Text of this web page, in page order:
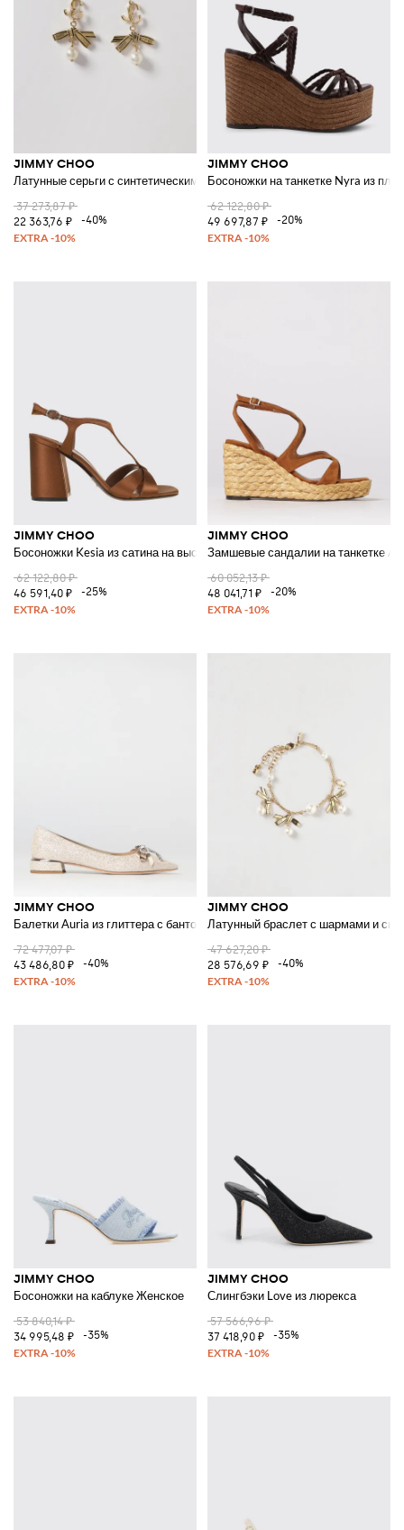
JIMMY CHOO
Латунные серьги с синтетическими жемчужинами
37 273,87 ₽
22 363,76 ₽
-40%
JIMMY CHOO
Босоножки на танкетке Nyra из
62 122,80 ₽
49 697,87 ₽
-20%
JIMMY CHOO
Босоножки Kesia из сатина на высоком квадратном каблуке
62 122,80 ₽
46 591,40 ₽
-25%
JIMMY CHOO
Замшевые сандалии на танкетке
60 052,13 ₽
48 041,71 ₽
-20%
JIMMY CHOO
Балетки Auria из глиттера с бантом-украшением
72 477,07 ₽
43 486,80 ₽
-40%
JIMMY CHOO
Латунный браслет с шармами и
47 627,20 ₽
28 576,69 ₽
-40%
JIMMY CHOO
Босоножки на каблуке Женское
53 840,14 ₽
34 995,48 ₽
-35%
JIMMY CHOO
Слингбэки Love из люрекса
57 566,96 ₽
37 418,90 ₽
-35%